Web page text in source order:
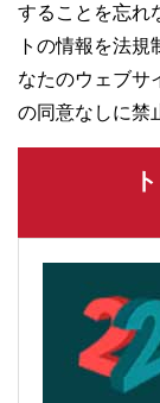
することを忘れ
トの情報を法
なたのウェブサ
の同意なしに禁